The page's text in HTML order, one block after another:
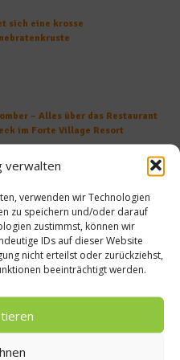
verwalten
verwenden wir Technologien
zu speichern und/oder darauf
zustimmst, können wir
IDs auf dieser Website
nicht erteilst oder zurückziehst,
beeinträchtigt werden.
sich eine krosse
– Alles über das Restaurant
im Forte Village Resort
Unterschied zwischen Limonen